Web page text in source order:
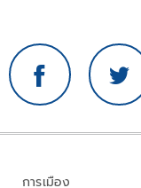
การเมือง